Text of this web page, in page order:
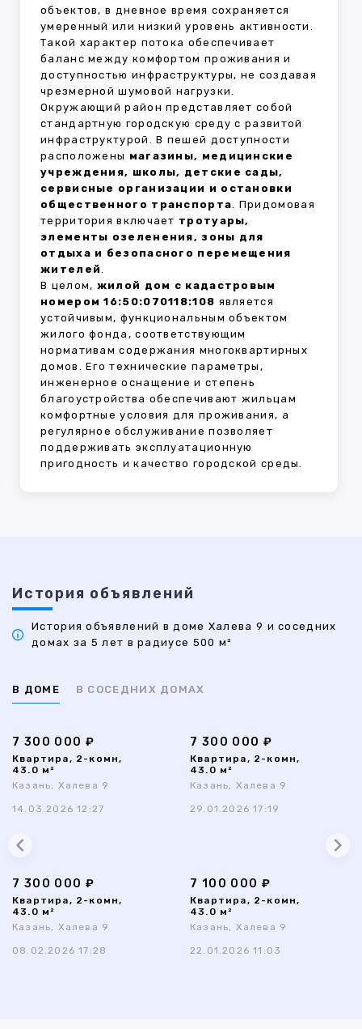
объектов, в дневное время сохраняется
умеренный или низкий уровень активности.
Такой характер потока обеспечивает
баланс между комфортом проживания и
доступностью инфраструктуры, не создавая
чрезмерной шумовой нагрузки.
Окружающий район представляет собой
стандартную городскую среду с развитой
инфраструктурой. В пешей доступности
расположены магазины, медицинские
учреждения, школы, детские сады,
сервисные организации и остановки
общественного транспорта. Придомовая
территория включает тротуары,
элементы озеленения, зоны для
отдыха и безопасного перемещения
жителей.
В целом, жилой дом с кадастровым
номером 16:50:070118:108 является
устойчивым, функциональным объектом
жилого фонда, соответствующим
нормативам содержания многоквартирных
домов. Его технические параметры,
инженерное оснащение и степень
благоустройства обеспечивают жильцам
комфортные условия для проживания, а
регулярное обслуживание позволяет
поддерживать эксплуатационную
пригодность и качество городской среды.
История объявлений
История объявлений в доме Халева 9 и соседних
домах за 5 лет в радиусе 500 м²
В ДОМЕ В СОСЕДНИХ ДОМАХ
7 300 000 ₽
Квартира, 2-комн,
43.0 м²
Казань, Халева 9
14.03.2026 12:27
7 300 000 ₽
Квартира, 2-комн,
43.0 м²
Казань, Халева 9
29.01.2026 17:19
7 300 000 ₽
Квартира, 2-комн,
43.0 м²
Казань, Халева 9
08.02.2026 17:28
7 100 000 ₽
Квартира, 2-комн,
43.0 м²
Казань, Халева 9
22.01.2026 11:03